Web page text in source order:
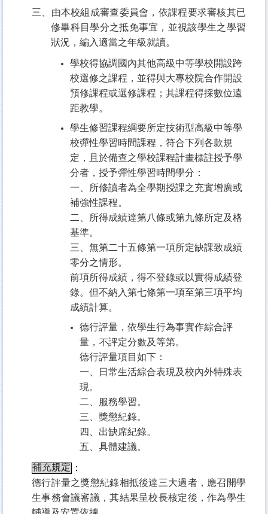
三、由本校組成審查委員會，依課程要求審核其已
修畢科目學分之抵免事宜，並視該學生之學習
狀況，編入適當之年級就讀。
學校得協調國內其他高級中等學校開設跨
校選修之課程，並得與大專校院合作開設
預修課程或選修課程；其課程得採數位遠
距教學。
學生修習課程綱要所定技術型高級中等學
校彈性學習時間課程，符合下列各款規
定，且於備查之學校課程計畫標註授予學
分者，授予彈性學習時間學分：
一、所修讀者為全學期授課之充實增廣或
補強性課程。
二、所得成績達第八條或第九條所定及格
基準。
三、無第二十五條第一項所定缺課致成績
零分之情形。
前項所得成績，得不登錄或以實得成績登
錄。但不納入第七條第一項至第三項平均
成績計算。
德行評量，依學生行為事實作綜合評
量，不評定分數及等第。
德行評量項目如下：
一、日常生活綜合表現及校內外特殊表
現。
二、服務學習。
三、獎懲紀錄。
四、出缺席紀錄。
五、具體建議。
補充規定 ：
德行評量之獎懲紀錄相抵後達三大過者，應召開學
生事務會議審議，其結果呈校長核定後，作為學生